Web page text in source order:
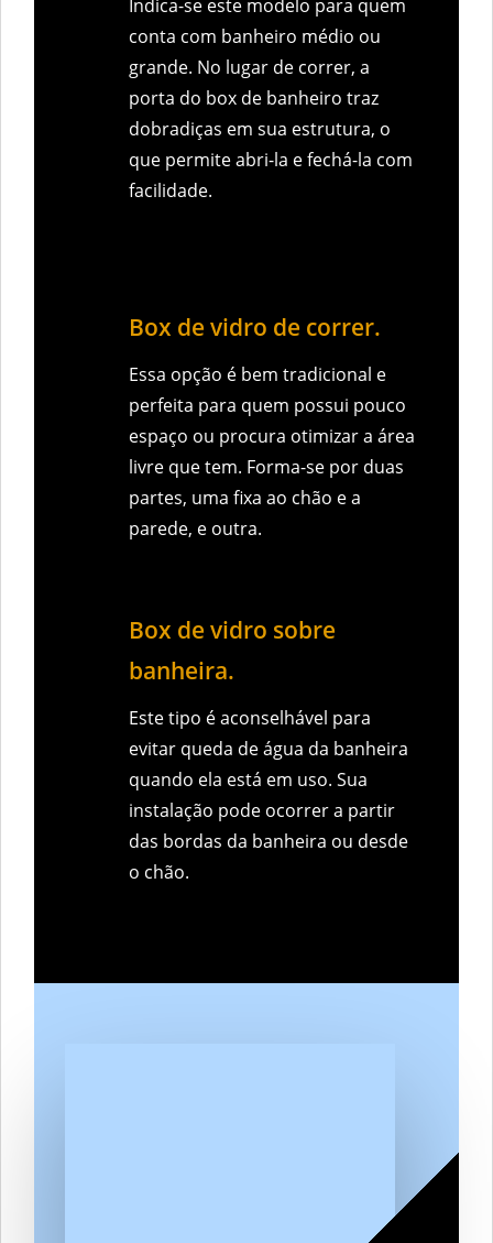
Indica-se este modelo para quem
conta com banheiro médio ou
grande. No lugar de correr, a
porta do box de banheiro traz
dobradiças em sua estrutura, o
que permite abri-la e fechá-la com
facilidade.
Box de vidro de correr.
Essa opção é bem tradicional e
perfeita para quem possui pouco
espaço ou procura otimizar a área
livre que tem. Forma-se por duas
partes, uma fixa ao chão e a
parede, e outra.
Box de vidro sobre
banheira.
Este tipo é aconselhável para
evitar queda de água da banheira
quando ela está em uso. Sua
instalação pode ocorrer a partir
das bordas da banheira ou desde
o chão.